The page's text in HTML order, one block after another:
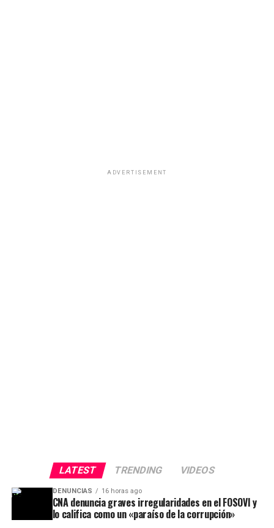
ADVERTISEMENT
LATEST TRENDING VIDEOS
DENUNCIAS 16 horas ago
CNA denuncia graves irregularidades en el FOSOVI y
lo califica como un «paraíso de la corrupción»